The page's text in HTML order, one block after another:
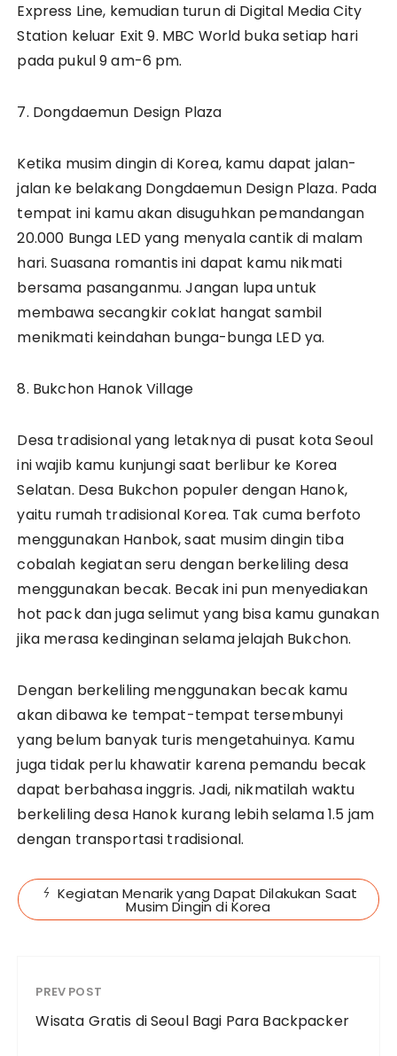
Express Line, kemudian turun di Digital Media City
Station keluar Exit 9. MBC World buka setiap hari
pada pukul 9 am-6 pm.
7. Dongdaemun Design Plaza
Ketika musim dingin di Korea, kamu dapat jalan-
jalan ke belakang Dongdaemun Design Plaza. Pada
tempat ini kamu akan disuguhkan pemandangan
20.000 Bunga LED yang menyala cantik di malam
hari. Suasana romantis ini dapat kamu nikmati
bersama pasanganmu. Jangan lupa untuk
membawa secangkir coklat hangat sambil
menikmati keindahan bunga-bunga LED ya.
8. Bukchon Hanok Village
Desa tradisional yang letaknya di pusat kota Seoul
ini wajib kamu kunjungi saat berlibur ke Korea
Selatan. Desa Bukchon populer dengan Hanok,
yaitu rumah tradisional Korea. Tak cuma berfoto
menggunakan Hanbok, saat musim dingin tiba
cobalah kegiatan seru dengan berkeliling desa
menggunakan becak. Becak ini pun menyediakan
hot pack dan juga selimut yang bisa kamu gunakan
jika merasa kedinginan selama jelajah Bukchon.
Dengan berkeliling menggunakan becak kamu
akan dibawa ke tempat-tempat tersembunyi
yang belum banyak turis mengetahuinya. Kamu
juga tidak perlu khawatir karena pemandu becak
dapat berbahasa inggris. Jadi, nikmatilah waktu
berkeliling desa Hanok kurang lebih selama 1.5 jam
dengan transportasi tradisional.
Kegiatan Menarik yang Dapat Dilakukan Saat
Musim Dingin di Korea
PREV POST
Wisata Gratis di Seoul Bagi Para Backpacker